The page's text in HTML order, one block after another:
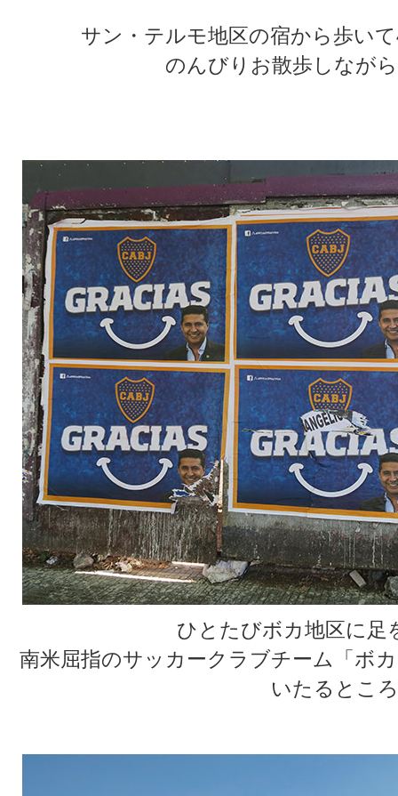
サン・テルモ地区の宿から歩い
のんびりお散歩しなが
ひとたびボカ地区に足
南米屈指のサッカークラブチーム「ボ
いたるとこ